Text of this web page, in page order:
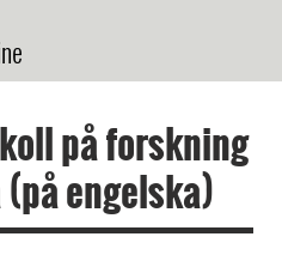
på forskning
engelska)